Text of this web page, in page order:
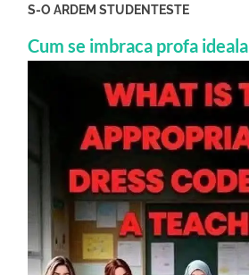
S-O ARDEM STUDENTESTE
Cum se imbraca profa ideala